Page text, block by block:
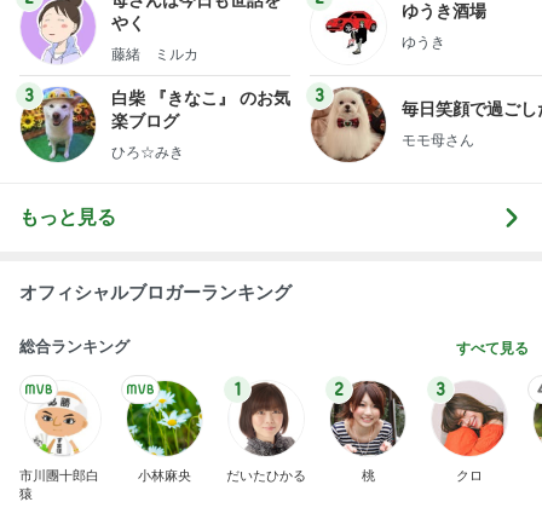
やく
藤緒 ミルカ
3
白柴 『きなこ』 のお気
楽ブログ
ひろ☆みき
ゆうき酒場
ゆうき
3
毎日笑顔で過ごし
モモ母さん
もっと見る
オフィシャルブロガーランキング
総合ランキング すべて見る
市川團十郎白
猿
小林麻央
1
だいたひかる
2
桃
3
クロ